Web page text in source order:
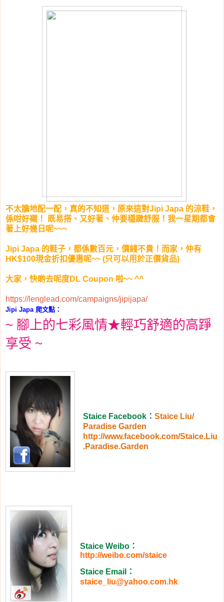
不太膽地配一配，真的不知道，原來這對Jipi Japa 的涼鞋，
係咁好襯！ 既易搭、又好著、仲要穩踺舒服！我一星期都會
著上好幾日呢~~~
Jipi Japa 的鞋子，都係數百元，價錢不貴！而家，仲有
HK$100現金折扣優惠呢~~ (只可以用於正價貨品)
大家，快啲去呢度DL Coupon 啦~~ ^^
https://lenglead.com/campaigns/jipijapa/
Jipi Japa 爬文點：
~ 腳上的七彩風情★輕巧舒適的高踭
享受 ~
Staice Facebook： Staice Liu/
Paradise Garden
http://www.facebook.com/Staice.Liu
.Paradise.Garden
Staice Weibo：
http://weibo.com/staice
Staice Email ：
staice_liu@yahoo.com.hk